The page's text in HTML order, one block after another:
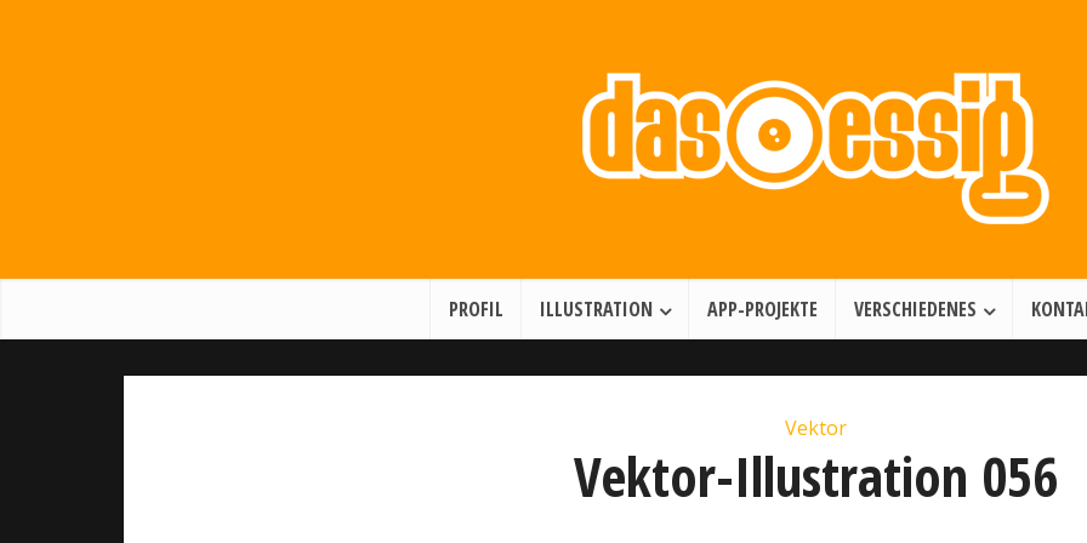
PROFIL ILLUSTRATION APP-PROJEKTE VERSCHIEDENES
Vektor
Vektor-Illustration 056